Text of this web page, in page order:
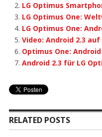
LG Optimus
LG Optimus One:
LG Optimus One:
Video: Android 2.3
Optimus One:
Android 2.3 für LG
RELATED POSTS